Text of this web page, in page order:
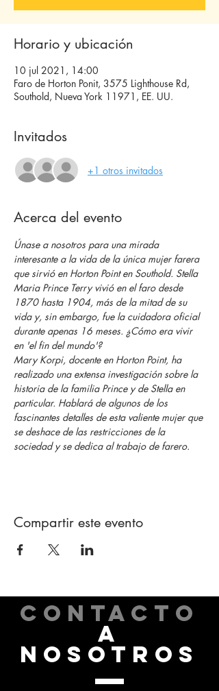
Horario y ubicación
10 jul 2021, 14:00
Faro de Horton Ponit, 3575 Lighthouse Rd,
Southold, Nueva York 11971, EE. UU.
Invitados
+1 otros invitados
Acerca del evento
Únase a nosotros para una mirada
interesante a la vida de la única mujer farera
que sirvió en Horton Point en Southold. Stella
Maria Prince Terry vivió en el faro desde
1870 hasta 1904, más de la mitad de su
vida y, sin embargo, fue la cuidadora oficial
durante apenas 16 meses. ¿Cómo era vivir
en 'el fin del mundo'?
Mary Korpi, docente en Horton Point, ha
realizado una extensa investigación sobre la
historia de la familia Prince y de Stella en
particular. Hablará de algunos de los
fascinantes detalles de esta valiente mujer que
se deshace de las restricciones de la
sociedad y se dedica al trabajo de farero.
Compartir este evento
CONTACTO
A
NOSOTROS